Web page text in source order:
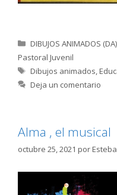
Categorías
DIBUJOS ANIMADOS (DA)
Pastoral Juvenil
Etiquetas
Dibujos animados,
Deja un comentario
Alma , el musical
octubre 25, 2021 por